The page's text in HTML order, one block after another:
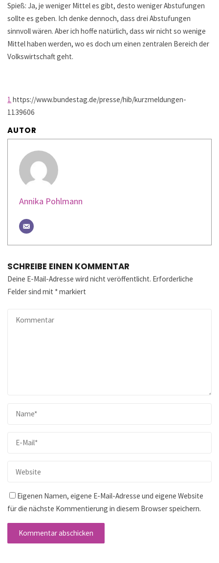
Spieß: Ja, je weniger Mittel es gibt, desto weniger Abstufungen
sollte es geben. Ich denke dennoch, dass drei Abstufungen
sinnvoll wären. Aber ich hoffe natürlich, dass wir nicht so wenige
Mittel haben werden, wo es doch um einen zentralen Bereich der
Volkswirtschaft geht.
1 https://www.bundestag.de/presse/hib/kurzmeldungen-
1139606
AUTOR
Annika Pohlmann
SCHREIBE EINEN KOMMENTAR
Deine E-Mail-Adresse wird nicht veröffentlicht. Erforderliche
Felder sind mit *markiert
Eigenen Namen, eigene E-Mail-Adresse und eigene Website
für die nächste Kommentierung in diesem Browser speichern.